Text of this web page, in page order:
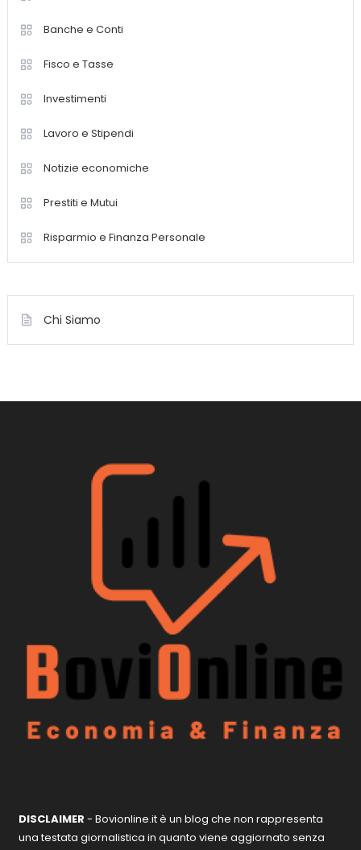
Banche e Conti
Fisco e Tasse
Investimenti
Lavoro e Stipendi
Notizie economiche
Prestiti e Mutui
Risparmio e Finanza Personale
Chi Siamo
DISCLAIMER - Bovionline.it è un blog che non rappresenta
una testata giornalistica in quanto viene aggiornato senza